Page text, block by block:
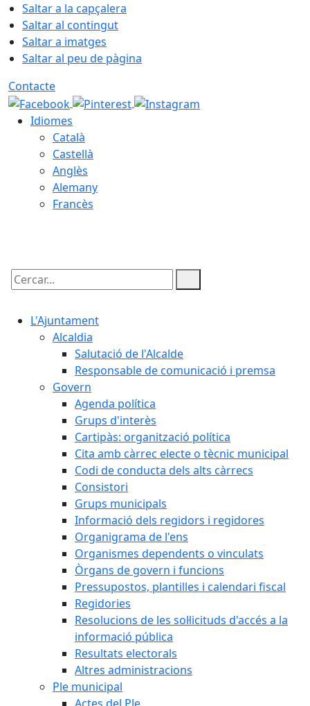
Saltar a la capçalera
Saltar al contingut
Saltar a imatges
Saltar al peu de pàgina
Contacte
Idiomes
Català
Castellà
Anglès
Alemany
Francès
Cercar:
L'Ajuntament
Alcaldia
Salutació de l'Alcalde
Responsable de comunicació i premsa
Govern
Agenda política
Grups d'interès
Cartipàs: organització política
Cita amb càrrec electe o tècnic municipal
Codi de conducta dels alts càrrecs
Consistori
Grups municipals
Informació dels regidors i regidores
Organigrama de l'ens
Organismes dependents o vinculats
Òrgans de govern i funcions
Pressupostos, plantilles i calendari fiscal
Regidories
Resolucions de les sol·licituds d'accés a la
informació pública
Resultats electorals
Altres administracions
Ple municipal